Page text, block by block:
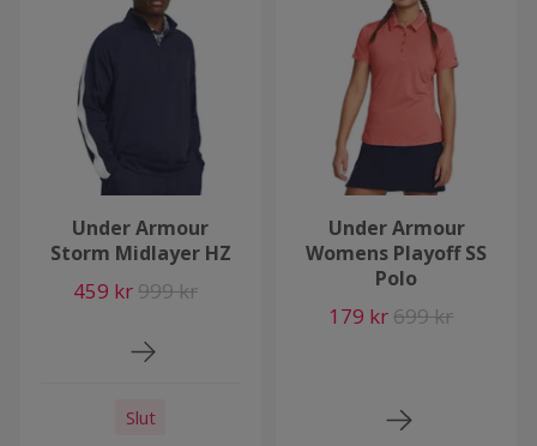
Under Armour
Storm Midlayer HZ
459 kr999 kr
Slut
Under Armour
Womens Playoff SS
Polo
179 kr 699 kr